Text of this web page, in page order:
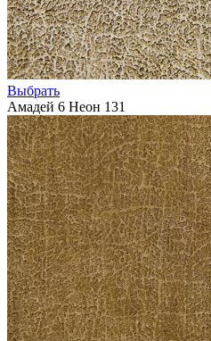
Выбрать
Амадей 6 Неон 131